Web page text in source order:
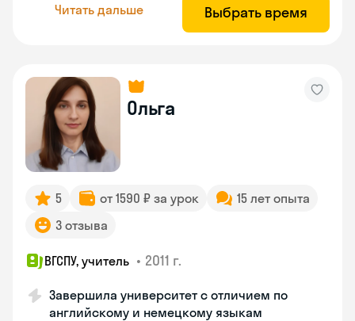
Читать дальше Выбрать время
Ольга
5 от 1590 ₽ за урок
15 лет опыта
3 отзыва
ВГСПУ, учитель • 2011 г.
Завершила университет с отличием по
английскому и немецкому языкам